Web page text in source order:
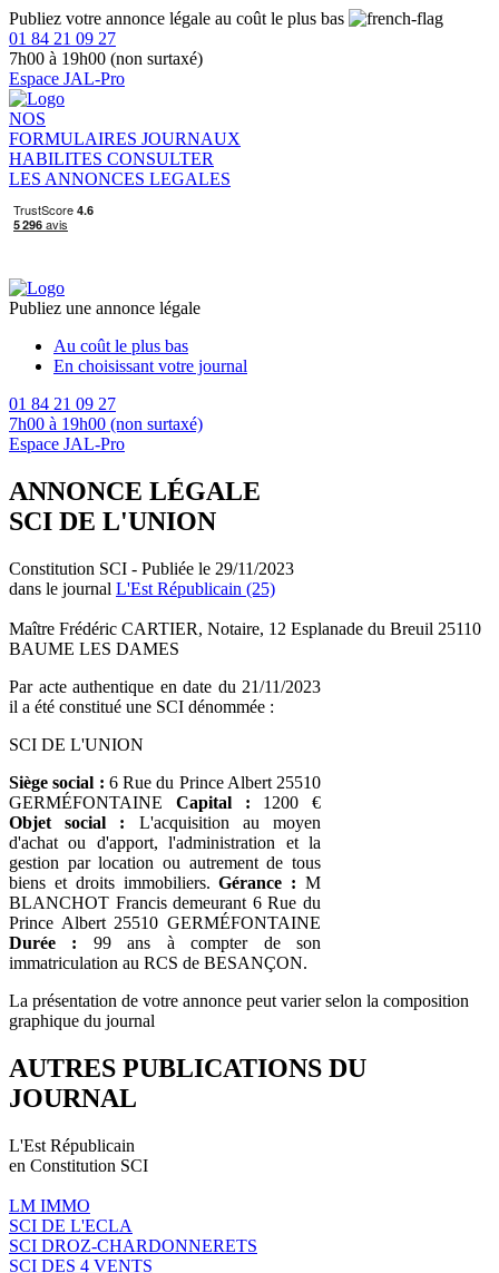
Publiez votre annonce légale au coût le plus bas
01 84 21 09 27
7h00 à 19h00 (non surtaxé)
Espace JAL-Pro
NOS
FORMULAIRES JOURNAUX
HABILITES CONSULTER
LES ANNONCES LEGALES
Publiez une annonce légale
Au coût le plus bas
En choisissant votre journal
01 84 21 09 27
7h00 à 19h00 (non surtaxé)
Espace JAL-Pro
ANNONCE LÉGALE
SCI DE L'UNION
Constitution SCI - Publiée le 29/11/2023
dans le journal L'Est Républicain (25)
Maître Frédéric CARTIER, Notaire, 12 Esplanade du Breuil 25110
BAUME LES DAMES
Par acte authentique en date du 21/11/2023
il a été constitué une SCI dénommée :
SCI DE L'UNION
Siège social : 6 Rue du Prince Albert 25510
GERMÉFONTAINE Capital : 1200 €
Objet social : L'acquisition au moyen
d'achat ou d'apport, l'administration et la
gestion par location ou autrement de tous
biens et droits immobiliers.Gérance : M
BLANCHOT Francis demeurant 6 Rue du
Prince Albert 25510 GERMÉFONTAINE
Durée : 99 ans à compter de son
immatriculation au RCS de BESANÇON.
La présentation de votre annonce peut varier selon la composition
graphique du journal
AUTRES PUBLICATIONS DU
JOURNAL
L'Est Républicain
en Constitution SCI
LM IMMO
SCI DE L'ECLA
SCI DROZ-CHARDONNERETS
SCI DES 4 VENTS